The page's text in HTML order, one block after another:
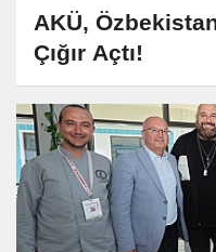
AKÜ,
Çığır Açtı!